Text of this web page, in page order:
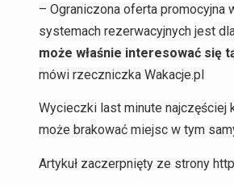
– Ograniczona oferta
systemach rezerwacyjnych jest
może właśnie interesować się
mówi rzeczniczka Wakacje.pl
Wycieczki last minute najczęściej
może brakować miejsc w tym
Artykuł zaczerpnięty ze strony